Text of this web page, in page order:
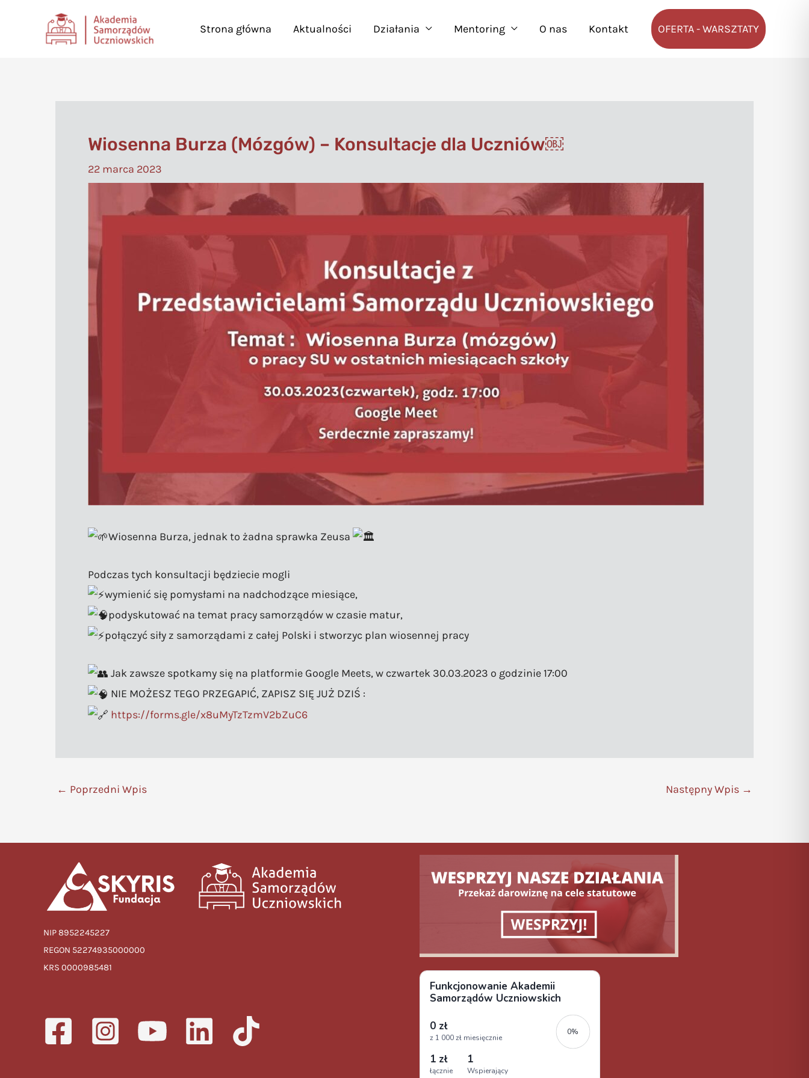
Strona główna Aktualności Działania Mentoring O nas Kontakt OFERTA - WARSZTATY
Wiosenna Burza (Mózgów) – Konsultacje dla Uczniów￼
22 marca 2023
Wiosenna Burza, jednak to żadna sprawka Zeusa
Podczas tych konsultacji będziecie mogli
wymienić się pomysłami na nadchodzące miesiące,
podyskutować na temat pracy samorządów w czasie matur,
połączyć siły z samorządami z całej Polski i stworzyc plan wiosennej pracy
Jak zawsze spotkamy się na platformie Google Meets, w czwartek 30.03.2023 o godzinie 17:00
NIE MOŻESZ TEGO PRZEGAPIĆ, ZAPISZ SIĘ JUŻ DZIŚ :
https://forms.gle/x8uMyTzTzmV2bZuC6
← Poprzedni Wpis Następny Wpis →
NIP 8952245227
REGON 52274935000000
KRS 0000985481